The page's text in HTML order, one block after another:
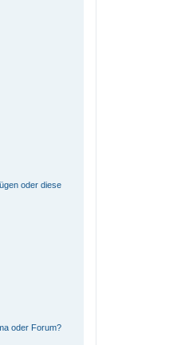
oder diese
oder Forum?